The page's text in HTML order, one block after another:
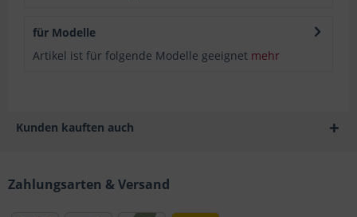
für Modelle
Artikel ist für folgende Modelle geeignet mehr
Kunden kauften auch
Zahlungsarten & Versand